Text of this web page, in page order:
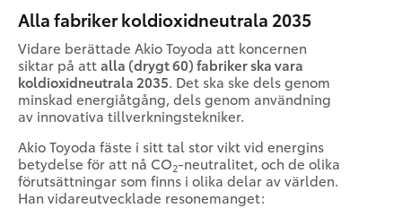
Alla fabriker koldioxidneutrala 2035
Vidare berättade Akio Toyoda att koncernen
siktar på attalla (drygt 60)fabriker ska vara
koldioxidneutrala 2035. Det ska ske dels genom
minskad energiåtgång, dels genom användning
av innovativa tillverkningstekniker.
Akio Toyoda fäste i sitt tal stor vikt vid energins
betydelse för att nå CO2-neutralitet, och de olika
förutsättningar som finns i olika delar av världen.
Han vidareutvecklade resonemanget: